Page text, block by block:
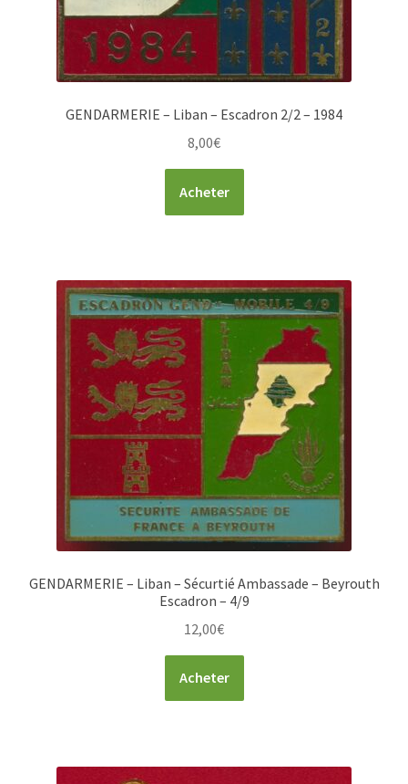
GENDARMERIE – Liban – Escadron 2/2 – 1984
8,00€
Acheter
GENDARMERIE – Liban – Sécurtié Ambassade – Beyrouth
Escadron – 4/9
12,00€
Acheter